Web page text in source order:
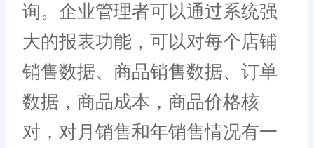
询。企业管理者可以通过系统强
大的报表功能，可以对每个店铺
销售数据、商品销售数据、订单
数据，商品成本，商品价格核
对，对月销售和年销售情况有一